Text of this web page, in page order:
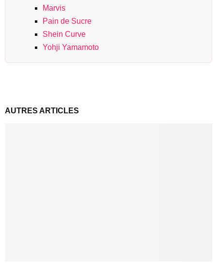
Marvis
Pain de Sucre
Shein Curve
Yohji Yamamoto
AUTRES ARTICLES